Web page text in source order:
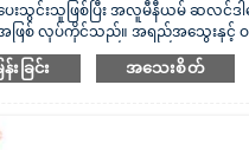
သွင်းသူဖြစ်ပြီး အလူမီနီယမ် ဆလင်ဒါခေ
ဖြစ် လုပ်ကိုင်သည်။ အရည်အသွေးနှင့်
င်းသည် ISO16949 စစ်မှန်ကြောင်းအ
ေါင်း”၊ “ဆလင်ဒါခေါင်း၏ ရှည်လျား
းခြင်း အသေးစိတ်